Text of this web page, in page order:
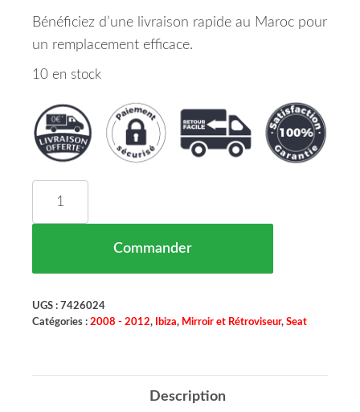
Bénéficiez d’une livraison rapide au Maroc pour
un remplacement efficace.
10 en stock
Commander
UGS : 7426024
Catégories : 2008 - 2012, Ibiza, Mirroir et Rétroviseur, Seat
Description